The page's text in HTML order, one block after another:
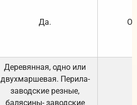
Да.
Деревянная, одно или
двухмаршевая. Перила-
заводские резные,
балясины- заводские